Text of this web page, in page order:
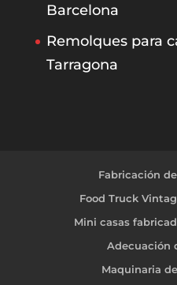
Barcelona
Remolques para
Tarragona
Fabricación
Food Truck
Mini casas
Adecuación
Maquinaria